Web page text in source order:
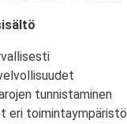
tunnistaminen
eri